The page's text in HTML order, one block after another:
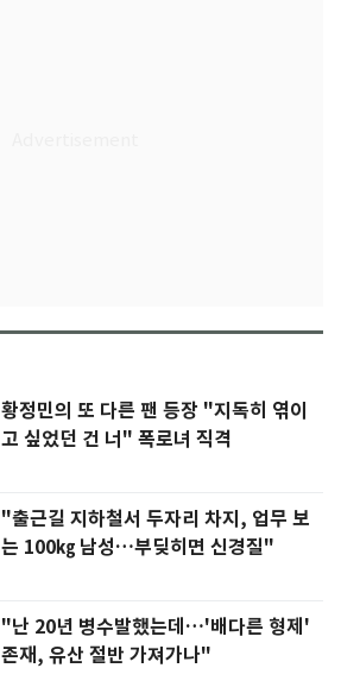
황정민의 또 다른 팬 등장 "지독히 엮이
고 싶었던 건 너" 폭로녀 직격
"출근길 지하철서 두자리 차지, 업무 보
는 100㎏ 남성…부딪히면 신경질"
"난 20년 병수발했는데…'배다른 형제'
존재, 유산 절반 가져가나"